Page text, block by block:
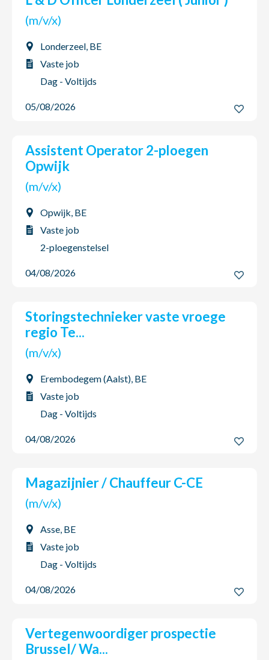
(m/v/x)
Londerzeel, BE
Vaste job
Dag - Voltijds
05/08/2026
Assistent Operator 2-ploegen
Opwijk
(m/v/x)
Opwijk, BE
Vaste job
2-ploegenstelsel
04/08/2026
Storingstechnieker vaste vroege
regio Te...
(m/v/x)
Erembodegem (Aalst), BE
Vaste job
Dag - Voltijds
04/08/2026
Magazijnier / Chauffeur C-CE
(m/v/x)
Asse, BE
Vaste job
Dag - Voltijds
04/08/2026
Vertegenwoordiger prospectie
Brussel/ Wa...